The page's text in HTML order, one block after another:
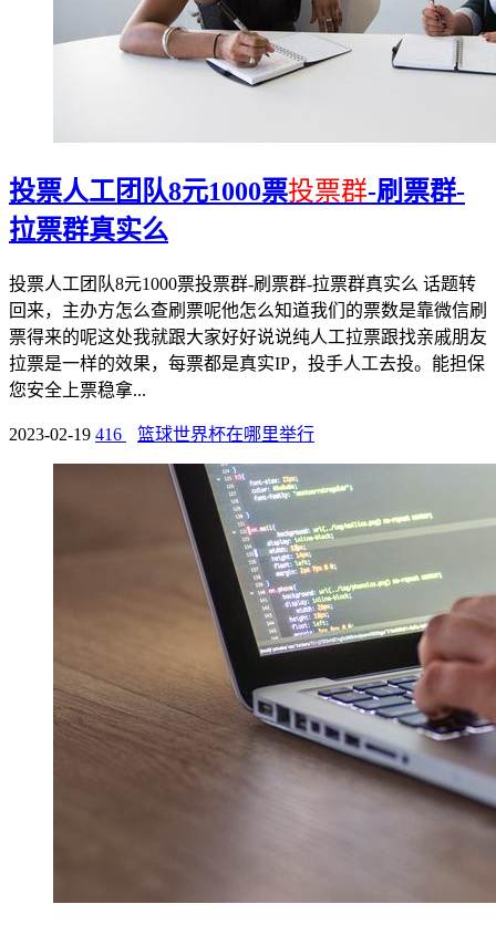
投票人工团队8元1000票投票群-刷票群-
拉票群真实么
投票人工团队8元1000票投票群-刷票群-拉票群真实么 话题转
回来，主办方怎么查刷票呢他怎么知道我们的票数是靠微信刷
票得来的呢这处我就跟大家好好说说纯人工拉票跟找亲戚朋友
拉票是一样的效果，每票都是真实IP，投手人工去投。能担保
您安全上票稳拿...
2023-02-19 416 篮球世界杯在哪里举行